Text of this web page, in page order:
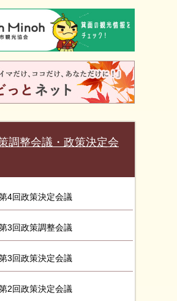
調整会議・政策決定会
4回政策決定会議
3回政策調整会議
3回政策決定会議
2回政策決定会議